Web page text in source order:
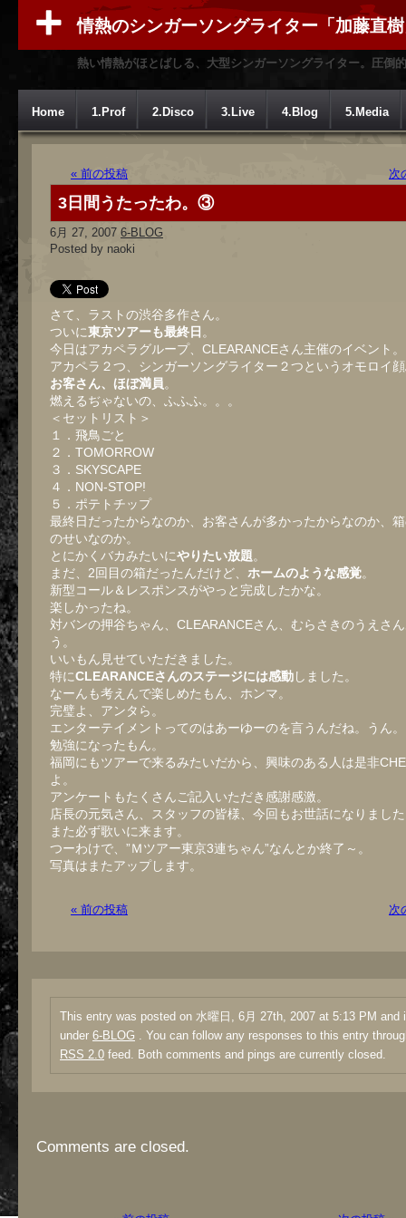
情熱のシンガーソングライター「加藤直
熱い情熱がほとばしる、大型シンガーソングライター。圧倒
Home 1.Prof 2.Disco 3.Live 4.Blog 5.Media
« 前の投稿 次
3日間うたったわ。③
6月 27, 2007 6-BLOG
Posted by naoki
さて、ラストの渋谷多作さん。
ついに東京ツアーも最終日 。
今日はアカペラグループ、CLEARANCEさん主催のイベント。
アカペラ２つ、シンガーソングライター２つというオモロイ
お客さん、ほぼ満員。
燃えるぢゃないの、ふふふ。。。
＜セットリスト＞
１．飛鳥ごと
２．TOMORROW
３．SKYSCAPE
４．NON-STOP!
５．ポテトチップ
最終日だったからなのか、お客さんが多かったからなのか、
のせいなのか。
とにかくバカみたいにやりたい放題。
まだ、2回目の箱だったんだけど、 ホームのような感覚。
新型コール＆レスポンスがやっと完成したかな。
楽しかったね。
対バンの押谷ちゃん、CLEARANCEさん、むらさきのうえさ
う。
いいもん見せていただきました。
特にCLEARANCEさんのステージには感動しました。
なーんも考えんで楽しめたもん、ホンマ。
完璧よ、アンタら。
エンターテイメントってのはあーゆーのを言うんだね。うん。
勉強になったもん。
福岡にもツアーで来るみたいだから、興味のある人は是非
よ。
アンケートもたくさんご記入いただき感謝感激。
店長の元気さん、スタッフの皆様、今回もお世話になりまし
また必ず歌いに来ます。
つーわけで、”Ｍツアー東京3連ちゃん”なんとか終了～。
写真はまたアップします。
« 前の投稿 次
This entry was posted on 水曜日, 6月 27th, 2007 at 5:13 PM and
under 6-BLOG . You can follow any responses to this entry
RSS 2.0 feed. Both comments and pings are currently closed.
Comments are closed.